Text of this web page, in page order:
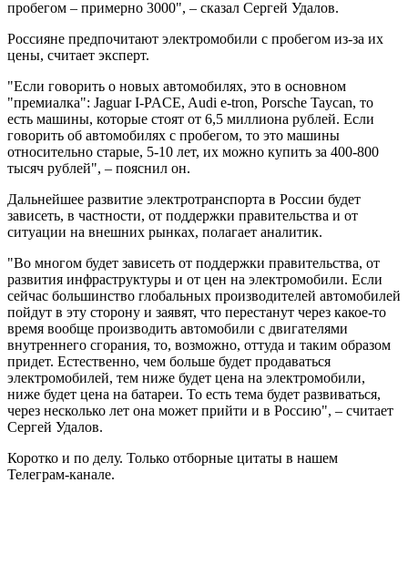
пробегом – примерно 3000", – сказал Сергей Удалов.
Россияне предпочитают электромобили с пробегом из-за их
цены, считает эксперт.
"Если говорить о новых автомобилях, это в основном
"премиалка": Jaguar I-PACE, Audi e-tron, Porsche Taycan, то
есть машины, которые стоят от 6,5 миллиона рублей. Если
говорить об автомобилях с пробегом, то это машины
относительно старые, 5-10 лет, их можно купить за 400-800
тысяч рублей", – пояснил он.
Дальнейшее развитие электротранспорта в России будет
зависеть, в частности, от поддержки правительства и от
ситуации на внешних рынках, полагает аналитик.
"Во многом будет зависеть от поддержки правительства, от
развития инфраструктуры и от цен на электромобили. Если
сейчас большинство глобальных производителей автомобилей
пойдут в эту сторону и заявят, что перестанут через какое-то
время вообще производить автомобили с двигателями
внутреннего сгорания, то, возможно, оттуда и таким образом
придет. Естественно, чем больше будет продаваться
электромобилей, тем ниже будет цена на электромобили,
ниже будет цена на батареи. То есть тема будет развиваться,
через несколько лет она может прийти и в Россию", – считает
Сергей Удалов.
Коротко и по делу. Только отборные цитаты в нашем
Телеграм-канале.